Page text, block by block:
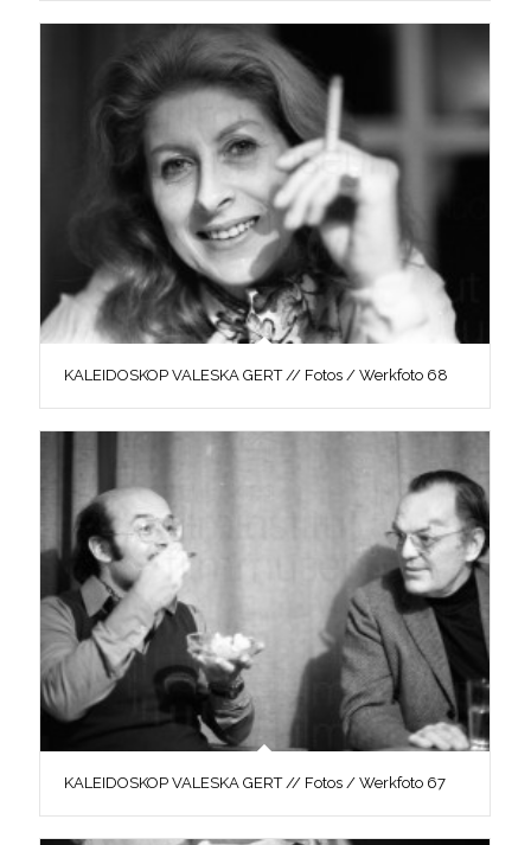
KALEIDOSKOP VALESKA GERT // Fotos / Werkfoto 68
KALEIDOSKOP VALESKA GERT // Fotos / Werkfoto 67